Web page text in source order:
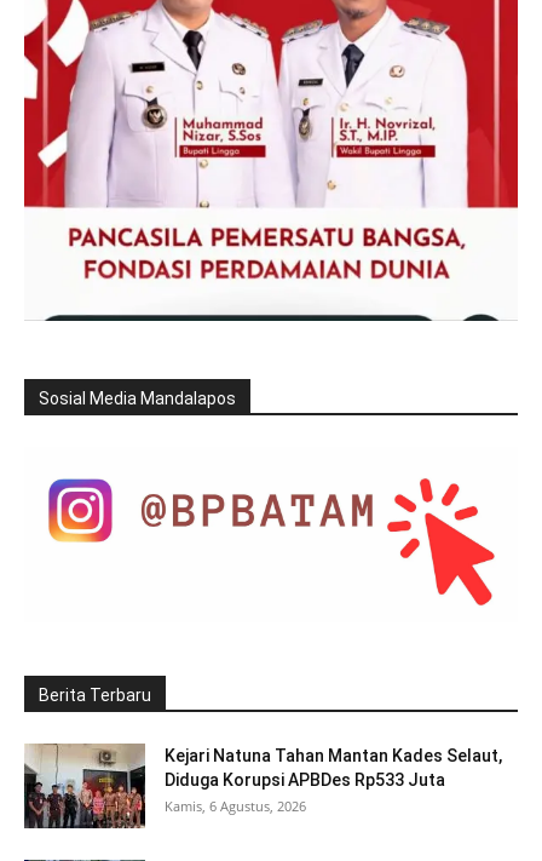
Sosial Media Mandalapos
Berita Terbaru
Kejari Natuna Tahan Mantan Kades Selaut,
Diduga Korupsi APBDes Rp533 Juta
Kamis, 6 Agustus, 2026